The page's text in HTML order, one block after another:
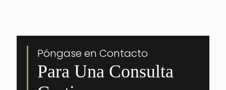
Póngase en Contacto
Para Una Consulta